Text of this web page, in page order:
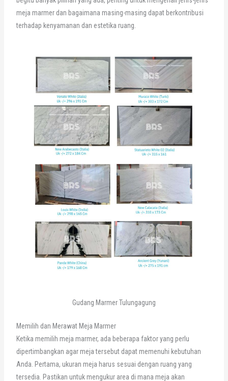
meja marmer dan bagaimana masing-masing dapat berkontribusi
terhadap kenyamanan dan estetika ruang.
Gudang Marmer Tulungagung
Memilih dan Merawat Meja Marmer
Ketika memilih meja marmer, ada beberapa faktor yang perlu
dipertimbangkan agar meja tersebut dapat memenuhi kebutuhan
Anda. Pertama, ukuran meja harus sesuai dengan ruang yang
tersedia. Pastikan untuk mengukur area di mana meja akan